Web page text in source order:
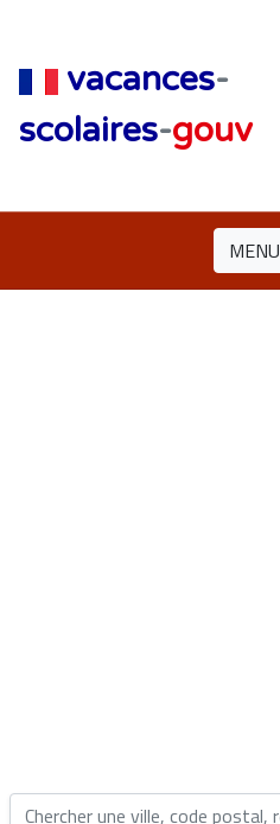
vacances-
scolaires-gouv
MENU